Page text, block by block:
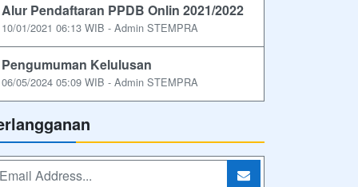
Alur Pendaftaran PPDB Onlin 2021/2022
10/01/2021 06:13 WIB - Admin STEMPRA
Pengumuman Kelulusan
06/05/2024 05:09 WIB - Admin STEMPRA